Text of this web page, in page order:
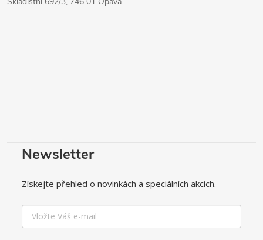
Newsletter
Získejte přehled o novinkách a speciálních akcích.